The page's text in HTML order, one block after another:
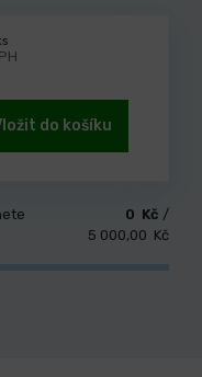
do košíku
0 Kč /
5 000,00 Kč